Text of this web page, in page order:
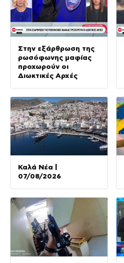
Στην εξάρθρωση της
ρωσόφωνης μαφίας
προχωρούν οι
Διωκτικές Αρχές
Καλά Νέα |
07/08/2026